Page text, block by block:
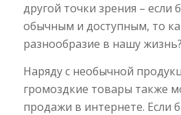
другой точки зрения – если
обычным и доступным, то
разнообразие в нашу жизнь?
Наряду с необычной
громоздкие товары также
продажи в интернете. Если